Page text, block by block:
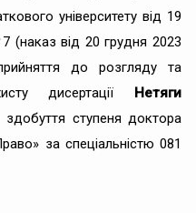
університету від 19
(наказ від 20 грудня 2023
до розгляду та
дисертації Нетяги
здобуття ступеня доктора
за спеціальністю 081